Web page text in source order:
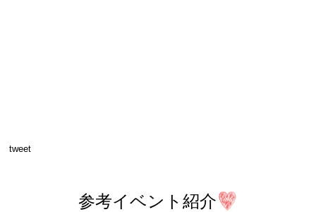
tweet
参考イベント紹介